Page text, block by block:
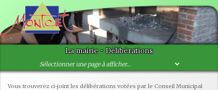
La mairie - Délibérations
Vous trouverez ci-joint les délibérations votées par le Conseil Municipal